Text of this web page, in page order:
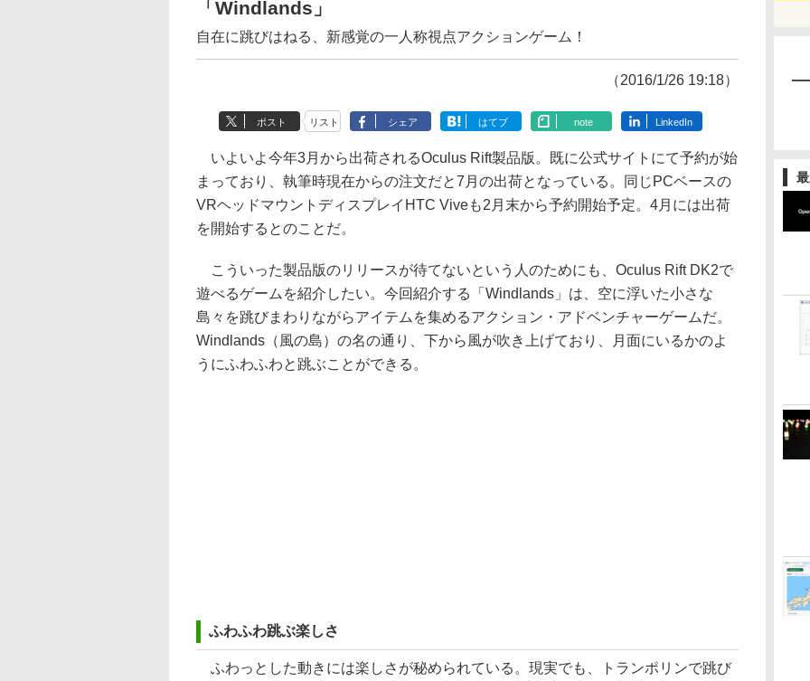
「Windlands」
自在に跳びはねる、新感覚の一人称視点アクションゲーム！
（2016/1/26 19:18）
ポスト リスト シェア はてブ note LinkedIn
いよいよ今年3月から出荷されるOculus Rift製品版。既に公式サイトにて予約が始
まっており、執筆時現在からの注文だと7月の出荷となっている。同じPCベースの
VRヘッドマウントディスプレイHTC Viveも2月末から予約開始予定。4月には出荷
を開始するとのことだ。
こういった製品版のリリースが待てないという人のためにも、Oculus Rift DK2で
遊べるゲームを紹介したい。今回紹介する「Windlands」は、空に浮いた小さな
島々を跳びまわりながらアイテムを集めるアクション・アドベンチャーゲームだ。
Windlands（風の島）の名の通り、下から風が吹き上げており、月面にいるかのよ
うにふわふわと跳ぶことができる。
ふわふわ跳ぶ楽しさ
ふわっとした動きには楽しさが秘められている。現実でも、トランポリンで跳び